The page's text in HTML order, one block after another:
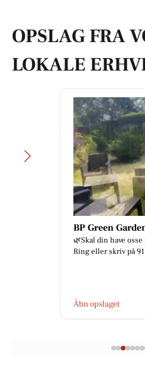
OPSLAG FRA
LOKALE
BP Green
🌿Skal din have
Ring eller skriv på
Åbn opslaget